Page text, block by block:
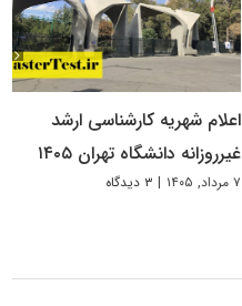
اعلام شهریه کارشناسی ارشد
غیرروزانه دانشگاه تهران ۱۴۰۵
۷ مرداد, ۱۴۰۵ | ۳ دیدگاه